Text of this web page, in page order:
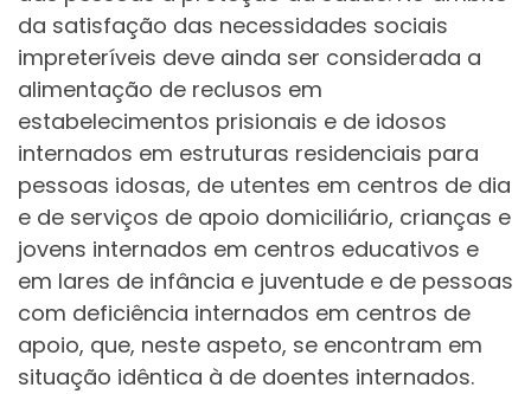
da satisfação das necessidades sociais
impreteríveis deve ainda ser considerada a
alimentação de reclusos em
estabelecimentos prisionais e de idosos
internados em estruturas residenciais para
pessoas idosas, de utentes em centros de dia
e de serviços de apoio domiciliário, crianças e
jovens internados em centros educativos e
em lares de infância e juventude e de pessoas
com deficiência internados em centros de
apoio, que, neste aspeto, se encontram em
situação idêntica à de doentes internados.